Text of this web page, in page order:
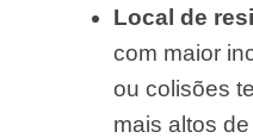
Local de
com maior
ou colisões
mais altos